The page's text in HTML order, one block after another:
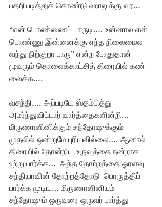
பதறியடித்துக் கொண்டு ஹாலுக்கு வர…
“என் பொண்ணைப் பாருடி…. உன்னால என்
பொண்ணு இன்னைக்கு எந்த நிலைமைல
வந்து நிற்குறா பாரு” என்ற போதுதான்
மூவரும் தொலைக்காட்சித் திரையில் கண்
வைக்க….
வசந்தி…. அப்படியே ஸ்தம்பித்து
அமர்ந்துவிட்டார் வார்த்தைகளின்றி…
மிருணாளினிக்கும் சந்தோஷுக்கும்
முதலில் ஒன்றுமே புரியவில்லை…. ஆனால்
திரையில் தோன்றிய உருவத்தை நன்றாக
உற்று பார்க்க…  அந்த தோற்றத்தை ஓரளவு
சந்தியாவின் தோற்றத்தோடு  பொருத்திப்
பார்க்க முடிய… மிருணாளினியும்
சந்தோஷும் ஒருவரை ஒருவர் பார்த்து